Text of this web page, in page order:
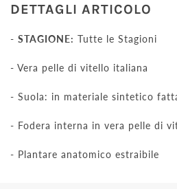
DETTAGLI ARTICOLO
- STAGIONE: Tutte le Stagioni
- Vera pelle di vitello italiana
- Suola: in materiale sintetico
- Fodera interna in vera pelle di
- Plantare anatomico estraibile